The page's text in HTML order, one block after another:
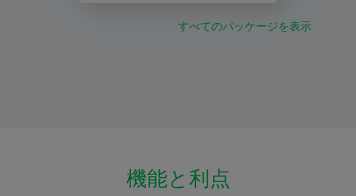
すべてのパッケージを表示
機能と利点